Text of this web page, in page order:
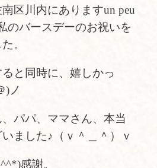
区川内にありますun peu
のバースデーのお祝いを
。
と同時に、嬉しかっ
)ノ
パパ、ママさん、本当
ました♪（ｖ＾＿＾）ｖ
感謝。